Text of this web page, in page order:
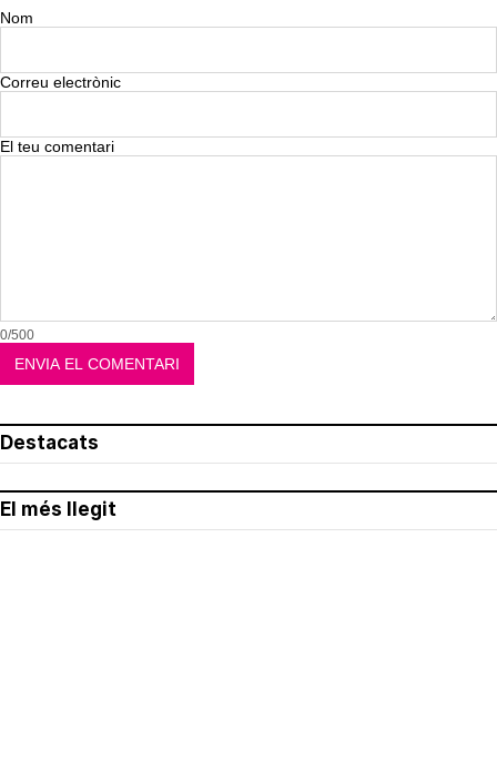
Nom
Correu electrònic
El teu comentari
0/500
Destacats
El més llegit